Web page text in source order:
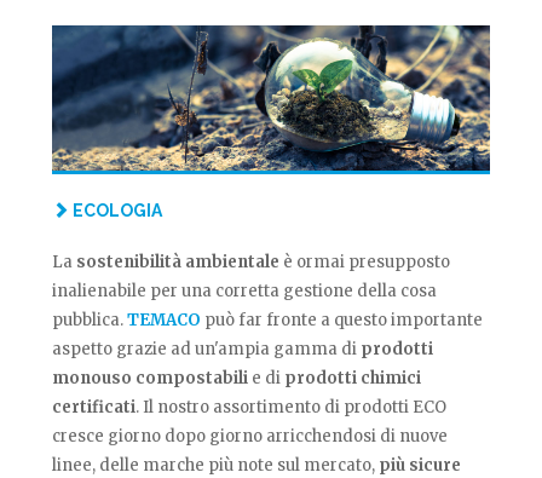
ECOLOGIA
La sostenibilità ambientale è ormai presupposto
inalienabile per una corretta gestione della cosa
pubblica.TEMACO può far fronte a questo importante
aspetto grazie ad un'ampia gamma di prodotti
monouso compostabili e di prodotti chimici
certificati. Il nostro assortimento di prodotti ECO
cresce giorno dopo giorno arricchendosi di nuove
linee, delle marche più note sul mercato, più sicure